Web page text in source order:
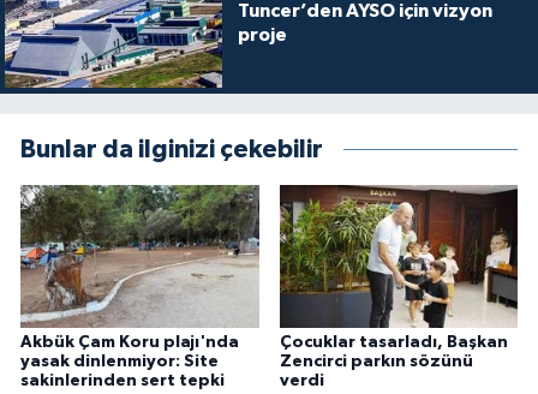
Tuncer’den AYSO için vizyon
proje
Bunlar da ilginizi çekebilir
Akbük Çam Koru plajı'nda
yasak dinlenmiyor: Site
sakinlerinden sert tepki
Çocuklar tasarladı, Başkan
Zencirci parkın sözünü
verdi